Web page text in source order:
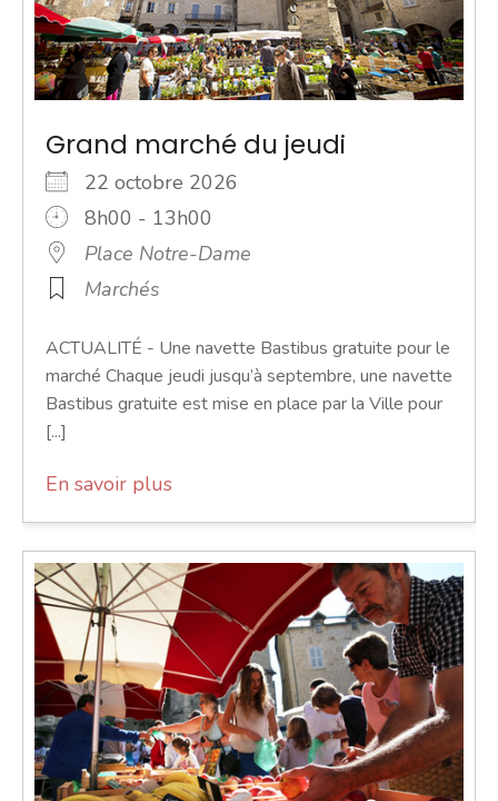
Grand marché du jeudi
22 octobre 2026
8h00 - 13h00
Place Notre-Dame
Marchés
ACTUALITÉ - Une navette Bastibus gratuite pour le
marché Chaque jeudi jusqu’à septembre, une navette
Bastibus gratuite est mise en place par la Ville pour
[...]
En savoir plus